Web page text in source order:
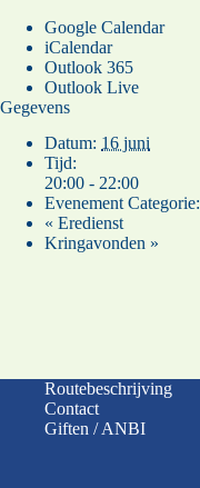
Google Calendar
iCalendar
Outlook 365
Outlook Live
Gegevens
Datum: 16 juni
Tijd:
20:00 - 22:00
Evenement Categorie:
« Eredienst
Kringavonden »
Routebeschrijving
Contact
Giften / ANBI